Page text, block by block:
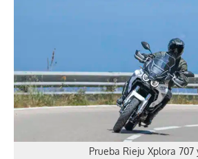
Prueba Rieju Xplora 707